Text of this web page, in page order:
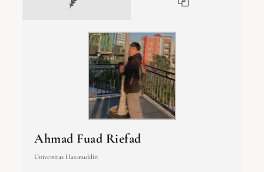
Ahmad Fuad Riefad
Universitas Hasanuddin